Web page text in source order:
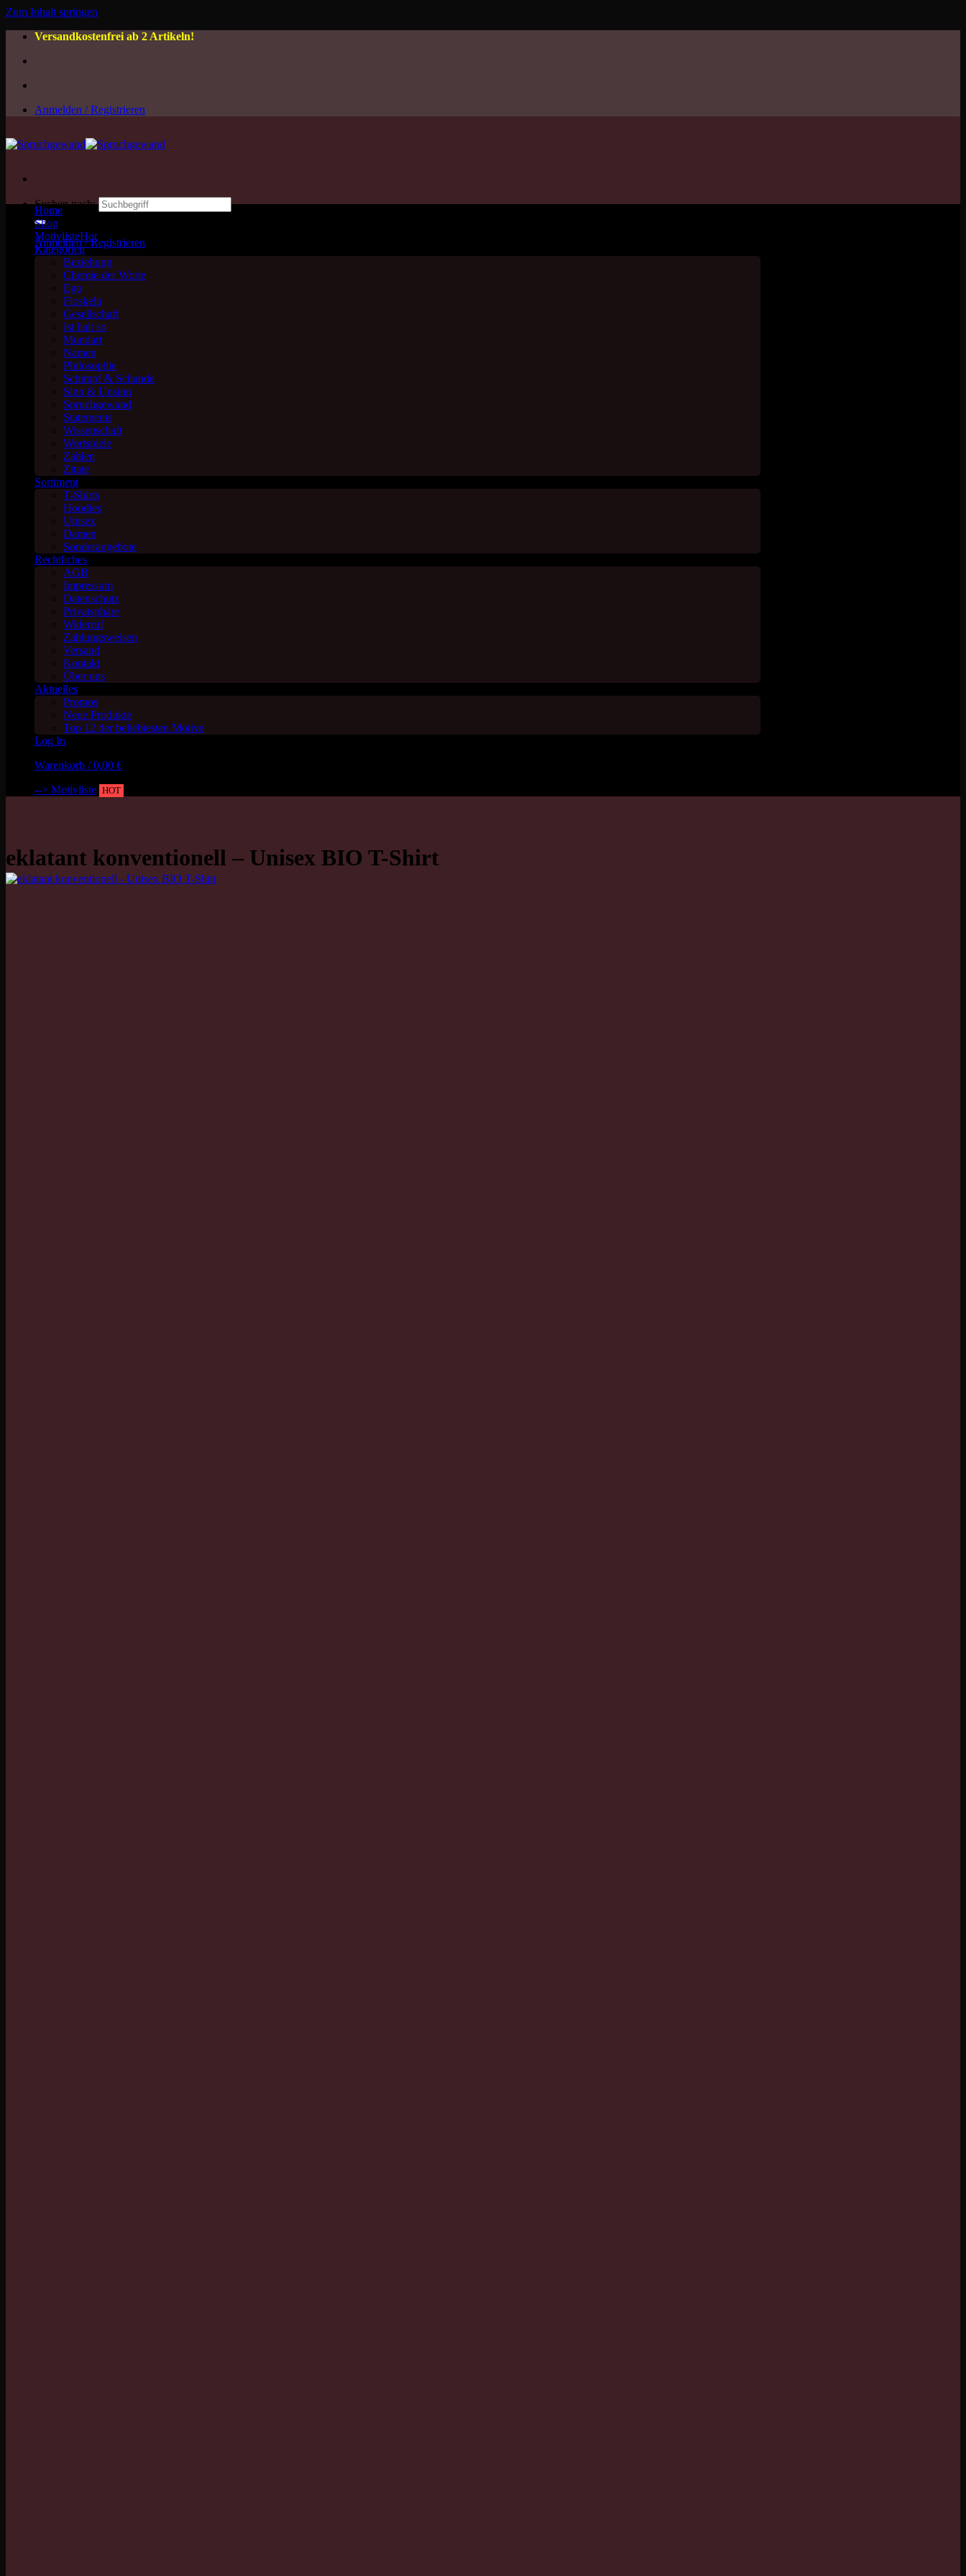
Zum Inhalt springen
Versandkostenfrei ab 2 Artikeln!
Anmelden / Registrieren
Suchen nach:
Anmelden / Registrieren
Home
Shop
Motivliste
Kategorien
Beziehung
Chemie der Worte
Ego
Floskeln
Gesellschaft
Ist halt so
Mundart
Namen
Philosophie
Schimpf & Schande
Sinn & Unsinn
Spruchgewand
Statements
Wissenschaft
Wortspiele
Zahlen
Zitate
Sortiment
T-Shirts
Hoodies
Unisex
Damen
Sonderangebote
Rechtliches
AGB
Impressum
Datenschutz
Privatsphäre
Widerruf
Zahlungsweisen
Versand
Kontakt
Über uns
Aktuelles
Promos
Neue Produkte
Top 12 der beliebtesten Motive
Log In
Warenkorb /0,00 €
--> Motivliste HOT
eklatant konventionell – Unisex BIO T-Shirt